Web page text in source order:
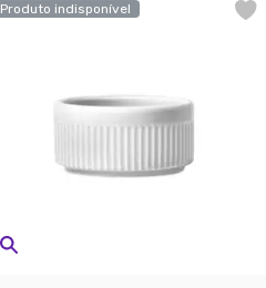
Produto indisponível